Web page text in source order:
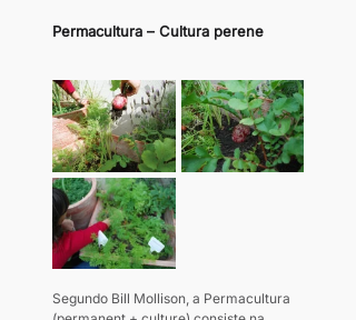
Permacultura – Cultura perene
Segundo Bill Mollison, a Permacultura